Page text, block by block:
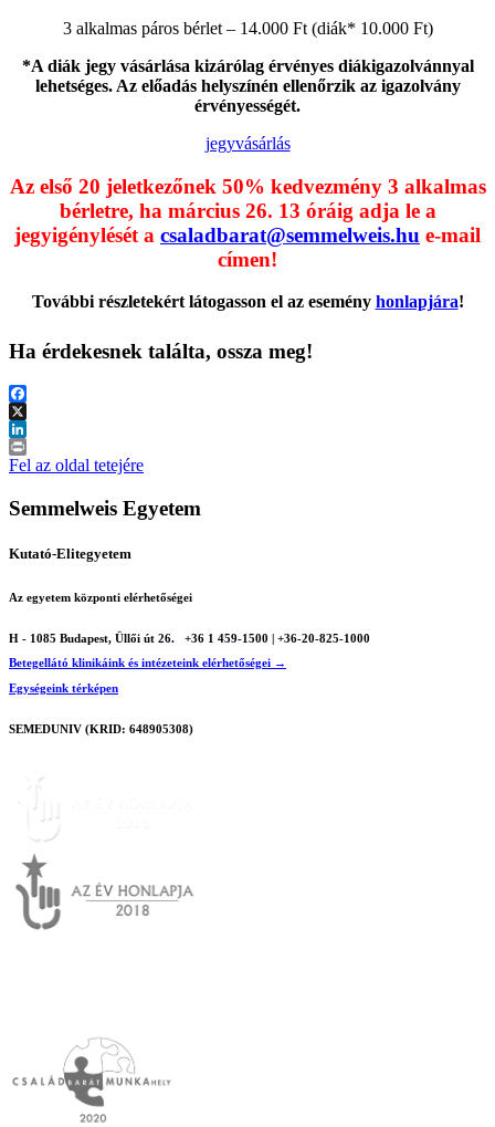
3 alkalmas páros bérlet – 14.000 Ft (diák* 10.000 Ft)
*A diák jegy vásárlása kizárólag érvényes diákigazolvánnyal
lehetséges. Az előadás helyszínén ellenőrzik az igazolvány
érvényességét.
jegyvásárlás
Az első 20 jeletkezőnek 50% kedvezmény 3 alkalmas
bérletre, ha március 26. 13 óráig adja le a
jegyigénylését a csaladbarat@semmelweis.hu e-mail
címen!
További részletekért látogasson el az esemény honlapjára!
Ha érdekesnek találta, ossza meg!
Facebook
X
LinkedIn
Print
Fel az oldal tetejére
Semmelweis Egyetem
Kutató-Elitegyetem
Az egyetem központi elérhetőségei
H - 1085 Budapest, Üllői út 26.
+36 1 459-1500 | +36-20-825-1000
Betegellátó klinikáink és intézeteink elérhetőségei →
Egységeink térképen
SEMEDUNIV (KRID: 648905308)